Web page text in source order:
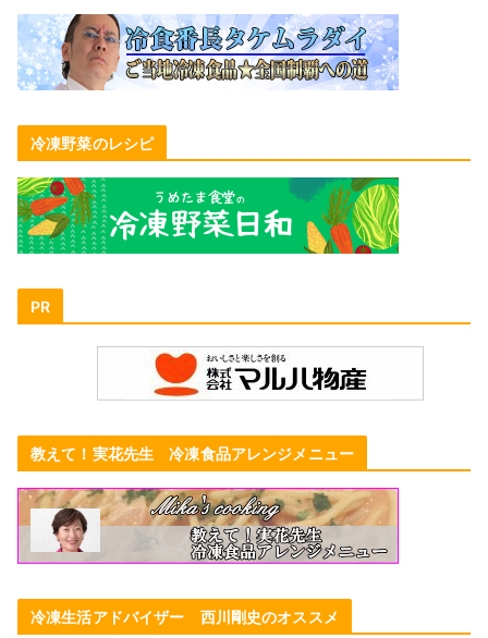
冷凍野菜のレシピ
PR
教えて！実花先生 冷凍食品アレンジメニュー
冷凍生活アドバイザー 西川剛史のオススメ